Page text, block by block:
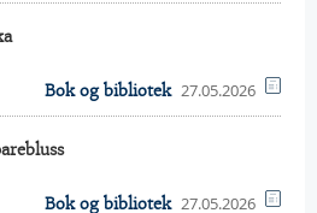
Bok og bibliotek 27.05.2026
Bok og bibliotek 27.05.2026